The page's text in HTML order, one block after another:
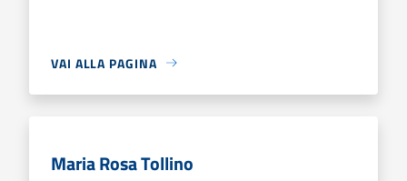
VAI ALLA PAGINA
Maria Rosa Tollino